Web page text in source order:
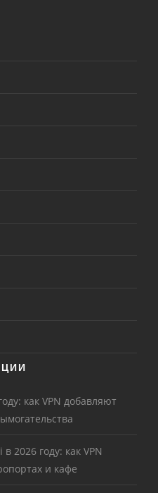
как VPN добавляют
2026 году: как VPN
и кафе